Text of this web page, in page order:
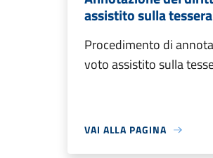
assistito sulla
Procedimento di
voto assistito sulla
VAI ALLA PAGINA